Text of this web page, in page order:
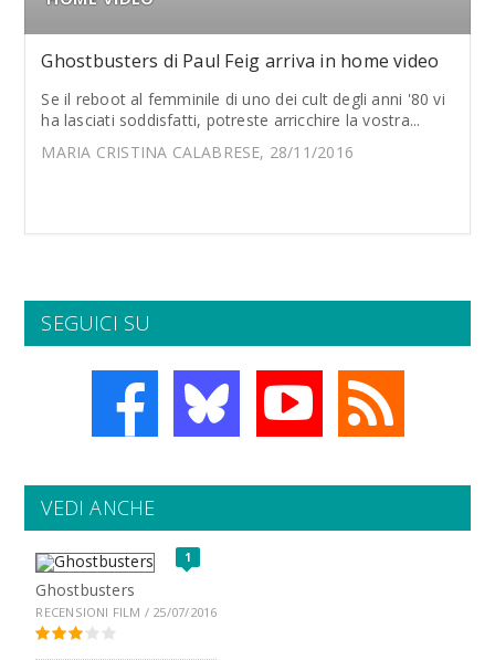
Ghostbusters di Paul Feig arriva in home video
Se il reboot al femminile di uno dei cult degli anni '80 vi
ha lasciati soddisfatti, potreste arricchire la vostra...
MARIA CRISTINA CALABRESE, 28/11/2016
SEGUICI SU
VEDI ANCHE
1
Ghostbusters
RECENSIONI FILM / 25/07/2016